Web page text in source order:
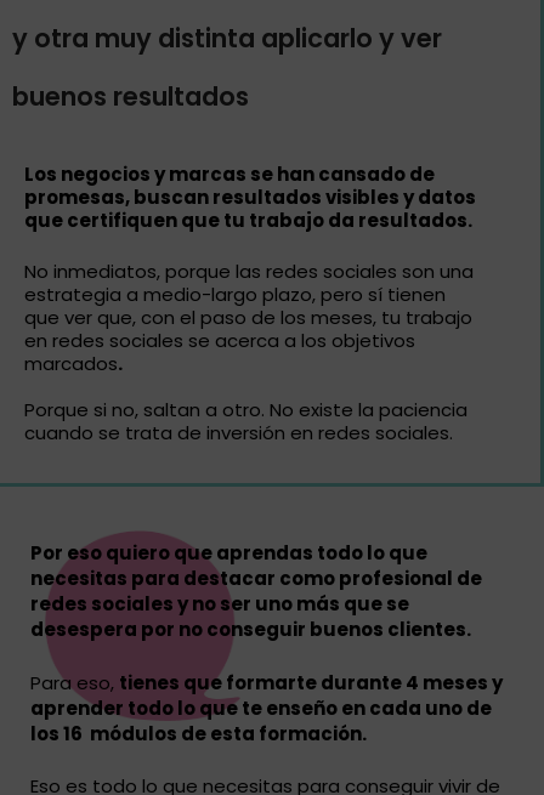
y otra muy distinta aplicarlo y ver
buenos resultados
Los negocios y marcas se han cansado de
promesas, buscan resultados visibles y datos
que certifiquen que tu trabajo da resultados.
No inmediatos, porque las redes sociales son una
estrategia a medio-largo plazo, pero sí tienen
que ver que, con el paso de los meses, tu trabajo
en redes sociales se acerca a los objetivos
marcados.
Porque si no, saltan a otro. No existe la paciencia
cuando se trata de inversión en redes sociales.
Por eso quiero que aprendas todo lo que
necesitas para destacar como profesional de
redes sociales y no ser uno más que se
desespera por no conseguir buenos clientes.
Para eso, tienes que formarte durante 4 meses y
aprender todo lo que te enseño en cada uno de
los 16 módulos de esta formación.
Eso es todo lo que necesitas para conseguir vivir de